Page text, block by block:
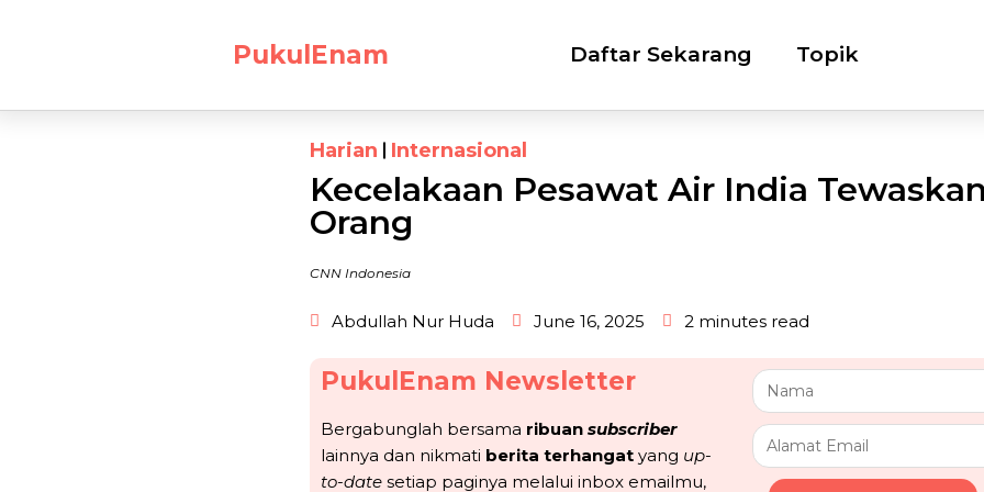
PukulEnam Daftar Sekarang Topik
Harian Internasional
Kecelakaan Pesawat Air India
Orang
CNN Indonesia
Abdullah Nur Huda June 16, 2025 2 minutes read
PukulEnam Newsletter
Bergabunglah bersama ribuan subscriber
lainnya dan nikmati berita terhangat yang up-
to-date setiap paginya melalui inbox emailmu,